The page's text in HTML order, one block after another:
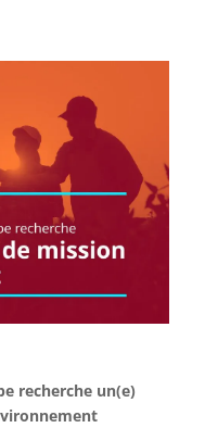
recherche un(e)